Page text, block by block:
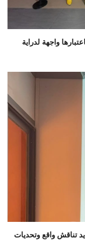
واجهة لدراية
تناقش واقع وتحديات